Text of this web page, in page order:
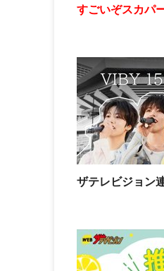
すごいぞスカパ
ザテレビジョン